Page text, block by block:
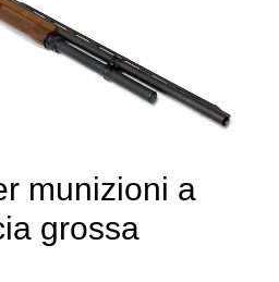
munizioni a
grossa